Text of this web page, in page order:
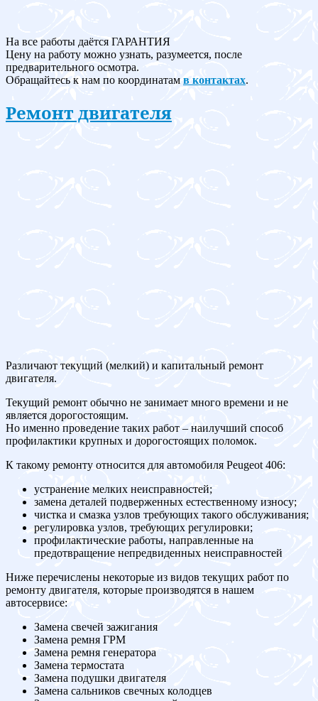
На все работы даётся ГАРАНТИЯ
Цену на работу можно узнать, разумеется, после
предварительного осмотра.
Обращайтесь к нам по координатам в контактах.
Ремонт двигателя
Различают текущий (мелкий) и капитальный ремонт
двигателя.
Текущий ремонт обычно не занимает много времени и не
является дорогостоящим.
Но именно проведение таких работ – наилучший способ
профилактики крупных и дорогостоящих поломок.
К такому ремонту относится для автомобиля Peugeot 406:
устранение мелких неисправностей;
замена деталей подверженных естественному износу;
чистка и смазка узлов требующих такого обслуживания;
регулировка узлов, требующих регулировки;
профилактические работы, направленные на
предотвращение непредвиденных неисправностей
Ниже перечислены некоторые из видов текущих работ по
ремонту двигателя, которые производятся в нашем
автосервисе:
Замена свечей зажигания
Замена ремня ГРМ
Замена ремня генератора
Замена термостата
Замена подушки двигателя
Замена сальников свечных колодцев